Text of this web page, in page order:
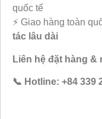
quốc tế
⚡ Giao hàng toàn
tác lâu dài
Liên hệ đặt hàng &
📞 Hotline: +84 339